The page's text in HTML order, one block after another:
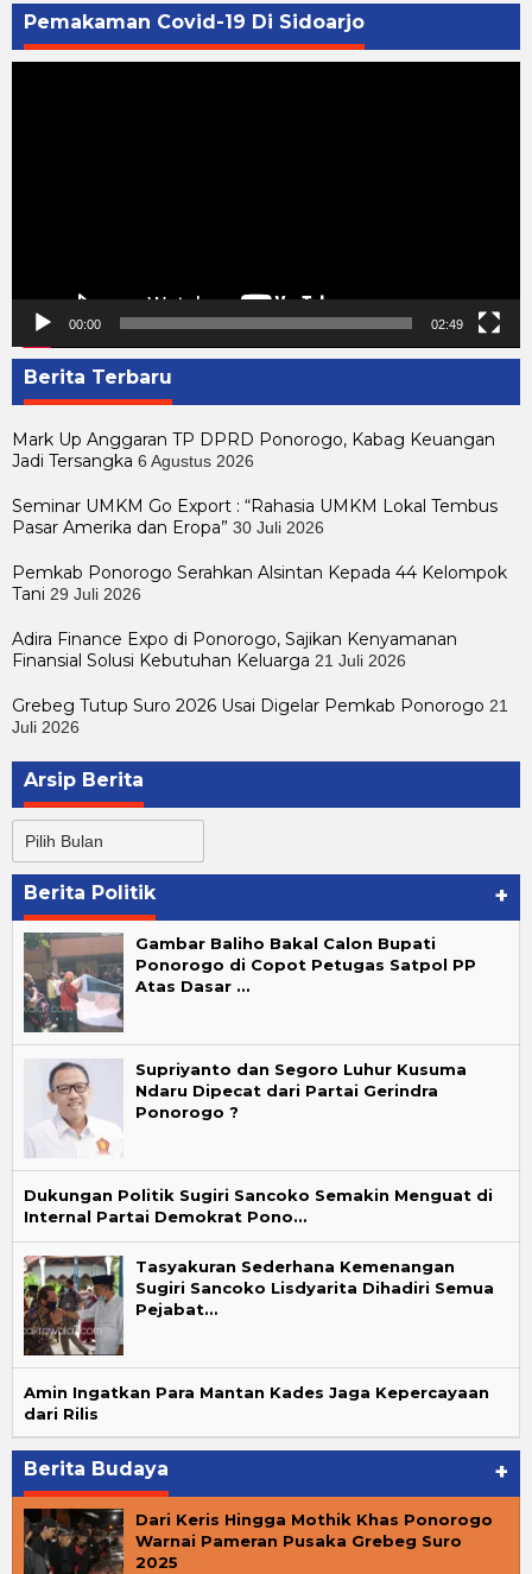
Pemakaman Covid-19 Di Sidoarjo
00:00 02:49
Berita Terbaru
Mark Up Anggaran TP DPRD Ponorogo, Kabag Keuangan
Jadi Tersangka 6 Agustus 2026
Seminar UMKM Go Export : “Rahasia UMKM Lokal Tembus
Pasar Amerika dan Eropa” 30 Juli 2026
Pemkab Ponorogo Serahkan Alsintan Kepada 44 Kelompok
Tani 29 Juli 2026
Adira Finance Expo di Ponorogo, Sajikan Kenyamanan
Finansial Solusi Kebutuhan Keluarga 21 Juli 2026
Grebeg Tutup Suro 2026 Usai Digelar Pemkab Ponorogo 21
Juli 2026
Arsip Berita
Berita
Berita Politik +
Gambar Baliho Bakal Calon Bupati
Ponorogo di Copot Petugas Satpol PP
Atas Dasar …
Supriyanto dan Segoro Luhur Kusuma
Ndaru Dipecat dari Partai Gerindra
Ponorogo ?
Dukungan Politik Sugiri Sancoko Semakin Menguat di
Internal Partai Demokrat Pono…
Tasyakuran Sederhana Kemenangan
Sugiri Sancoko Lisdyarita Dihadiri Semua
Pejabat…
Amin Ingatkan Para Mantan Kades Jaga Kepercayaan
dari Rilis
Berita Budaya +
Dari Keris Hingga Mothik Khas Ponorogo
Warnai Pameran Pusaka Grebeg Suro
2025